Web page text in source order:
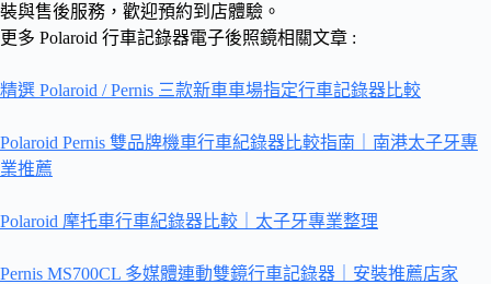
裝與售後服務，歡迎預約到店體驗。
更多 Polaroid 行車記錄器電子後照鏡相關文章 :
精選 Polaroid / Pernis 三款新車車場指定行車記錄器比較
Polaroid Pernis 雙品牌機車行車紀錄器比較指南｜南港太子牙專
業推薦
Polaroid 摩托車行車紀錄器比較｜太子牙專業整理
Pernis MS700CL 多媒體連動雙鏡行車記錄器｜安裝推薦店家